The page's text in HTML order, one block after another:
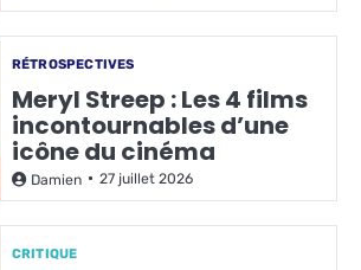
RÉTROSPECTIVES
Meryl Streep : Les 4 films
incontournables d’une
icône du cinéma
Damien 27 juillet 2026
CRITIQUE